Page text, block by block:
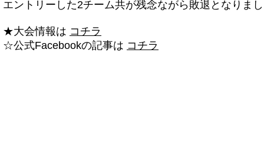
エントリーした2チーム共が残念ながら敗退となりま
★大会情報は コチラ
☆公式Facebookの記事は コチラ